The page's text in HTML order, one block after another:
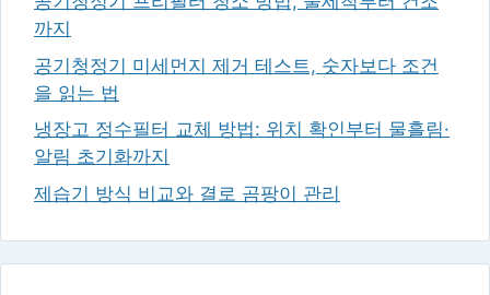
까지
공기청정기 미세먼지 제거 테스트, 숫자보다 조건
을 읽는 법
냉장고 정수필터 교체 방법: 위치 확인부터 물흘림·
알림 초기화까지
제습기 방식 비교와 결로 곰팡이 관리